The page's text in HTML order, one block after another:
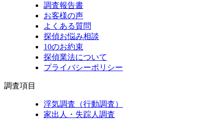
調査報告書
お客様の声
よくある質問
探偵お悩み相談
10のお約束
探偵業法について
プライバシーポリシー
調査項目
浮気調査（行動調査）
家出人・失踪人調査